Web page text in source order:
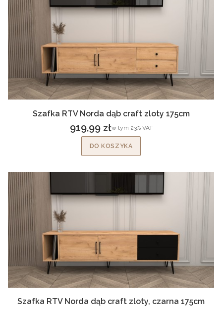
Szafka RTV Norda dąb craft zloty 175cm
Cena brutto
919,99 złw tym %s VAT
w tym 23%VAT
DO KOSZYKA
Szafka RTV Norda dąb craft zloty, czarna 175cm